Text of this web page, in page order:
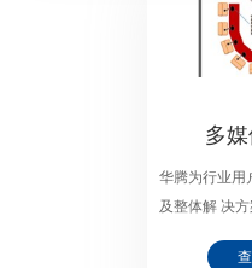
多
华腾为行业用
及整体解 决